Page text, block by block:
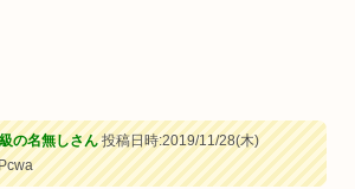
の名無しさん投稿日時:2019/11/28(木)